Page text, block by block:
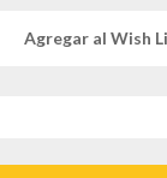
Agregar al Wish